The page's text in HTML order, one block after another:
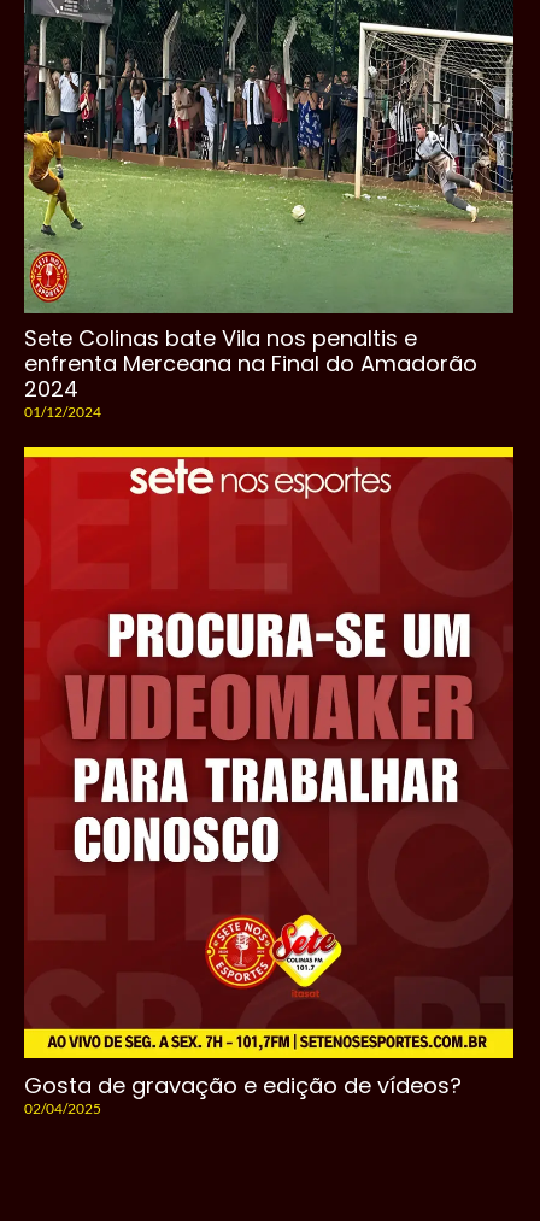
Sete Colinas bate Vila nos penaltis e
enfrenta Merceana na Final do Amadorão
2024
01/12/2024
Gosta de gravação e edição de vídeos?
02/04/2025